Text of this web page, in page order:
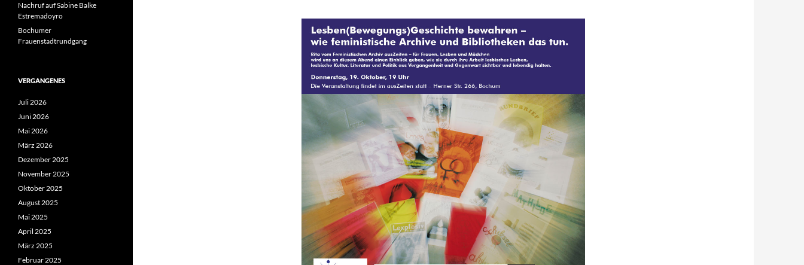
Nachruf auf Sabine Balke
Estremadoyro
Bochumer
Frauenstadtrundgang
VERGANGENES
Juli 2026
Juni 2026
Mai 2026
März 2026
Dezember 2025
November 2025
Oktober 2025
August 2025
Mai 2025
April 2025
März 2025
Februar 2025